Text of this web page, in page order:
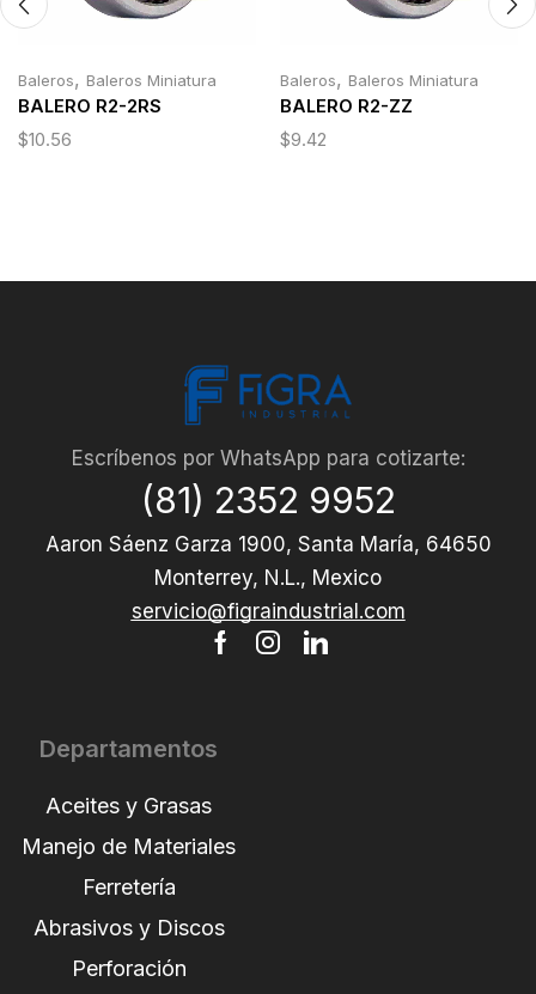
Baleros, Baleros Miniatura
BALERO R2-2RS
$10.56
Baleros, Baleros Miniatura
BALERO R2-ZZ
$9.42
Escríbenos por WhatsApp para cotizarte:
(81) 2352 9952
Aaron Sáenz Garza 1900, Santa María, 64650
Monterrey, N.L., Mexico
servicio@figraindustrial.com
Departamentos
Aceites y Grasas
Manejo de Materiales
Ferretería
Abrasivos y Discos
Perforación